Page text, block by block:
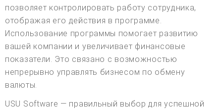
позволяет контролировать работу сотрудника,
отображая его действия в программе.
Использование программы помогает развитию
вашей компании и увеличивает финансовые
показатели. Это связано с возможностью
непрерывно управлять бизнесом по обмену
валюты.
USU Software — правильный выбор для успешной